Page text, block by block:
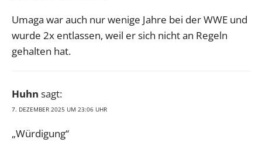
Umaga war auch nur wenige Jahre bei der WWE und
wurde 2x entlassen, weil er sich nicht an Regeln
gehalten hat.
Huhn sagt:
7. DEZEMBER 2025 UM 23:06 UHR
„Würdigung“